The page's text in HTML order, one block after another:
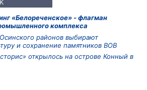
«Белореченское» - флагман
комплекса
районов выбирают
и сохранение памятников ВОВ
открылось на острове Конный в